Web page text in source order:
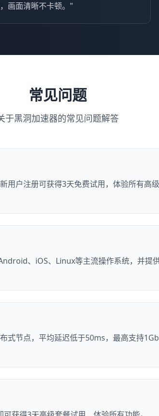
画面清晰不卡顿。"
常见问题
于黑洞加速器的常见问题解答
用户注册可获得3天免费试用，体验所有高
、iOS、Linux等主流操作系统，并提
式节点，平均延迟低于50ms，最高支持